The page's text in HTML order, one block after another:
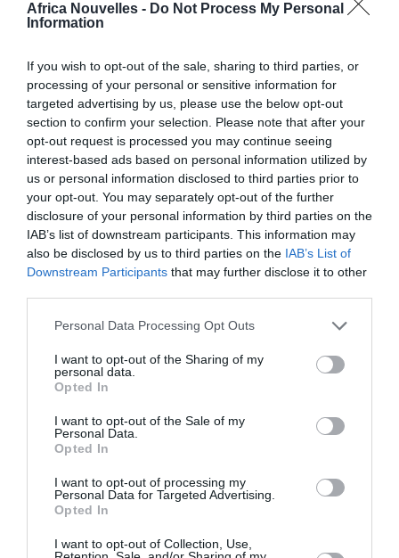
Africa Nouvelles - Do Not Process My Personal
Information
If you wish to opt-out of the sale, sharing to third parties, or
processing of your personal or sensitive information for
targeted advertising by us, please use the below opt-out
section to confirm your selection. Please note that after your
opt-out request is processed you may continue seeing
interest-based ads based on personal information utilized by
us or personal information disclosed to third parties prior to
your opt-out. You may separately opt-out of the further
disclosure of your personal information by third parties on the
IAB’s list of downstream participants. This information may
also be disclosed by us to third parties on the IAB’s List of
Downstream Participants that may further disclose it to other
Personal Data Processing Opt Outs
I want to opt-out of the Sharing of my
personal data.
Opted In
I want to opt-out of the Sale of my
Personal Data.
Opted In
I want to opt-out of processing my
Personal Data for Targeted Advertising.
Opted In
I want to opt-out of Collection, Use,
Ce résultat a été obtenu grâce à la confiance et à la
davantage pour venir à bout des enjeux majeurs cités
par Amadou Ali: l’évaluation des zones de désaccord
et des zones sautées dont la distance cumulée est
de 81 km; la poursuite des opérations de construction
et de pose de quelque 500 bornes-frontières
restantes; la confection de la carte finale de la
frontière démarquée et l’adoption du procès-verbal de
démarcation.
la mise en œuvre des mesures de confiance doit
permettre à la commission mixte de jouer un rôle
important de consolidation de la paix entre le
Cameroun et le Nigeria. Voilà comment, depuis 2011,
le Nigeria est devenu le premier partenaire
Evoquant les problèmes de sécurité transfrontalière, il
a convoqué l’accord de coopération en la matière,